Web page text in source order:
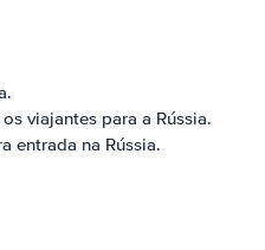
viajantes para a Rússia.
entrada na Rússia.